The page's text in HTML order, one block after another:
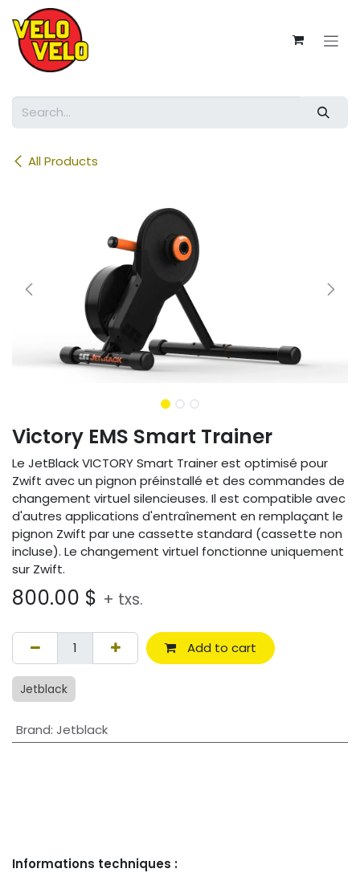
Skip to Content
All Products
Victory EMS Smart Trainer
Le JetBlack VICTORY Smart Trainer est optimisé pour
Zwift avec un pignon préinstallé et des commandes de
changement virtuel silencieuses. Il est compatible avec
d'autres applications d'entraînement en remplaçant le
pignon Zwift par une cassette standard (cassette non
incluse). Le changement virtuel fonctionne uniquement
sur Zwift.
800.00 $ + txs.
Add to cart
Jetblack
Brand: Jetblack
Informations techniques :